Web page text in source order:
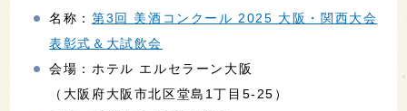
名称：第3回 美酒コンクール 2025 大阪・関西大会
表彰式＆大試飲会
会場：ホテル エルセラーン大阪
（大阪府大阪市北区堂島1丁目5-25）